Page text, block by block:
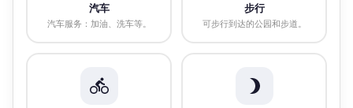
汽车
汽车服务：加油、洗车等。
步行
可步行到达的公园和步道。